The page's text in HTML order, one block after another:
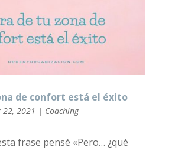
de confort está el éxito
22, 2021 | Coaching
frase pensé «Pero… ¿qué